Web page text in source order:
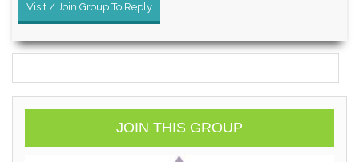
Visit / Join Group To Reply
JOIN THIS GROUP